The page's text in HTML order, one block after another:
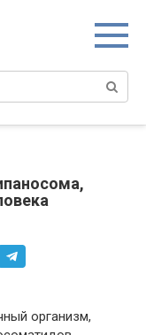
организм,